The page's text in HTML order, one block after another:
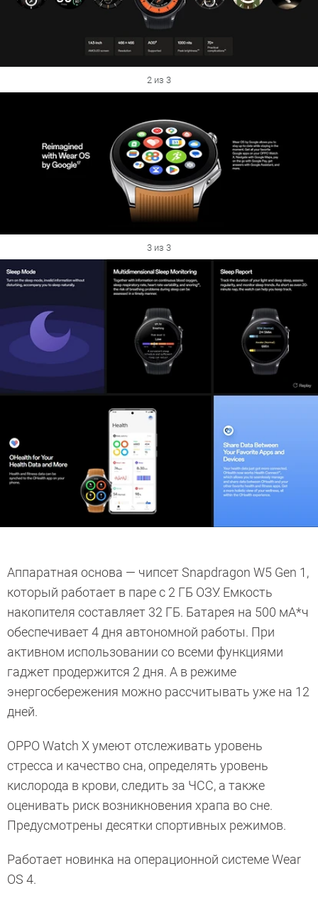
2 из 3
3 из 3
Аппаратная основа — чипсет Snapdragon W5 Gen 1,
который работает в паре с 2 ГБ ОЗУ. Емкость
накопителя составляет 32 ГБ. Батарея на 500 мА*ч
обеспечивает 4 дня автономной работы. При
активном использовании со всеми функциями
гаджет продержится 2 дня. А в режиме
энергосбережения можно рассчитывать уже на 12
дней.
OPPO Watch X умеют отслеживать уровень
стресса и качество сна, определять уровень
кислорода в крови, следить за ЧСС, а также
оценивать риск возникновения храпа во сне.
Предусмотрены десятки спортивных режимов.
Работает новинка на операционной системе Wear
OS 4.